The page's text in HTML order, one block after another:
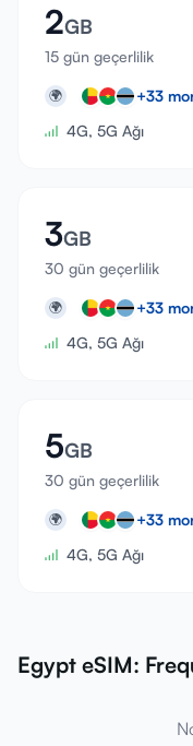
2GB
15 gün geçerlilik
🌍 +33
4G, 5G Ağı
3GB
30 gün geçerlilik
🌍 +33
4G, 5G Ağı
5GB
30 gün geçerlilik
🌍 +33
4G, 5G Ağı
Egypt eSIM: